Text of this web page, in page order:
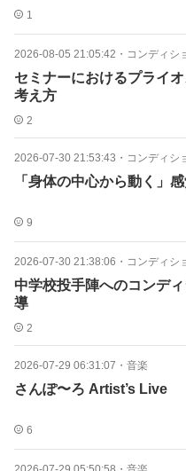
1
2026-08-05 21:05:42 ・ コンディシ
セミナーにおけるプライ
考え方
2
2026-07-30 21:53:43 ・ コンディシ
「身体の中心から動く」
9
2026-07-30 21:38:06 ・ コンディシ
中学校投手陣へのコンデ
導
2
2026-07-29 06:31:07 ・ 音楽
さんぽ〜ろ Artist’s Live
6